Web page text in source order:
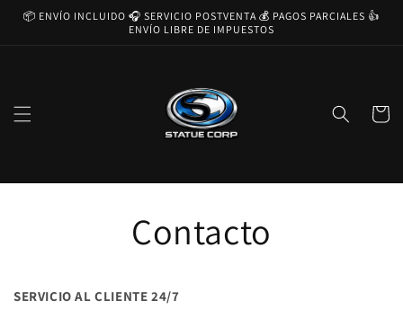
directamente
📦 ENVÍO INCLUIDO 🎧 SERVICIO POSTVENTA 💰 PAGOS PARCIALES 👍
ENVÍO LIBRE DE IMPUESTOS
Carrito
Contacto
SERVICIO AL CLIENTE 24/7